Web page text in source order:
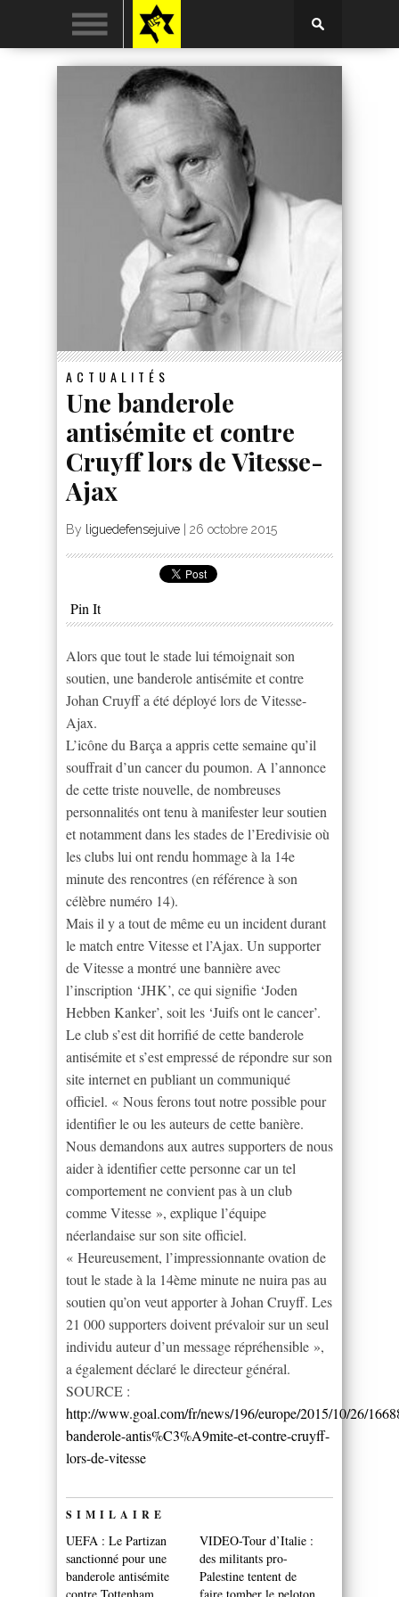
ACTUALITÉS
Une banderole
antisémite et contre
Cruyff lors de Vitesse-
Ajax
By liguedefensejuive 26 octobre 2015
Pin It
Alors que tout le stade lui témoignait son
soutien, une banderole antisémite et contre
Johan Cruyff a été déployé lors de Vitesse-
Ajax.
L’icône du Barça a appris cette semaine qu’il
souffrait d’un cancer du poumon. A l’annonce
de cette triste nouvelle, de nombreuses
personnalités ont tenu à manifester leur soutien
et notamment dans les stades de l’Eredivisie où
les clubs lui ont rendu hommage à la 14e
minute des rencontres (en référence à son
célèbre numéro 14).
Mais il y a tout de même eu un incident durant
le match entre Vitesse et l’Ajax. Un supporter
de Vitesse a montré une bannière avec
l’inscription ‘JHK’, ce qui signifie ‘Joden
Hebben Kanker’, soit les ‘Juifs ont le cancer’.
Le club s’est dit horrifié de cette banderole
antisémite et s’est empressé de répondre sur son
site internet en publiant un communiqué
officiel. « Nous ferons tout notre possible pour
identifier le ou les auteurs de cette banière.
Nous demandons aux autres supporters de nous
aider à identifier cette personne car un tel
comportement ne convient pas à un club
comme Vitesse », explique l’équipe
néerlandaise sur son site officiel.
« Heureusement, l’impressionnante ovation de
tout le stade à la 14ème minute ne nuira pas au
soutien qu’on veut apporter à Johan Cruyff. Les
21 000 supporters doivent prévaloir sur un seul
individu auteur d’un message répréhensible »,
a également déclaré le directeur général.
SOURCE :
http://www.goal.com/fr/news/196/europe/2015/10/26/
banderole-antis%C3%A9mite-et-contre-cruyff-
lors-de-vitesse
SIMILAIRE
UEFA : Le Partizan
sanctionné pour une
banderole antisémite
VIDEO-Tour d’Italie :
des militants pro-
Palestine tentent de